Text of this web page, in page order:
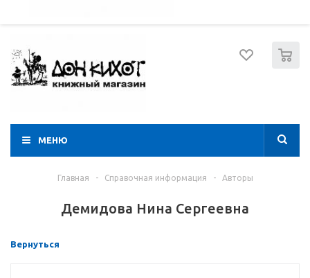
МЕНЮ
Главная - Справочная информация - Авторы
Демидова Нина Сергеевна
Вернуться